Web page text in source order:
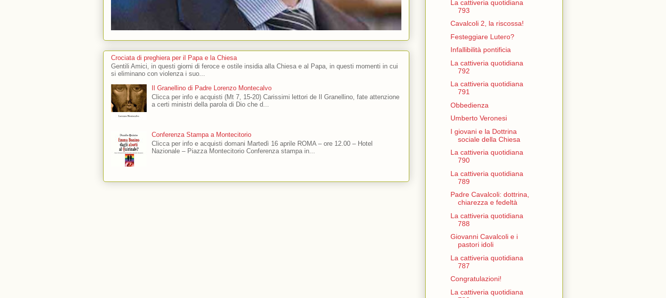
Crociata di preghiera per il Papa e la Chiesa
Gentili Amici, in questi giorni di feroce e ostile insidia alla Chiesa e al Papa, in questi momenti in cui
si eliminano con violenza i suo...
Il Granellino di Padre Lorenzo Montecalvo
Clicca per info e acquisti (Mt 7, 15-20) Carissimi lettori de Il Granellino, fate attenzione
a certi ministri della parola di Dio che d...
Conferenza Stampa a Montecitorio
Clicca per info e acquisti domani Martedì 16 aprile ROMA – ore 12.00 – Hotel
Nazionale – Piazza Montecitorio Conferenza stampa in...
La cattiveria quotidiana
793
Cavalcoli 2, la riscossa!
Festeggiare Lutero?
Infallibilità pontificia
La cattiveria quotidiana
792
La cattiveria quotidiana
791
Obbedienza
Umberto Veronesi
I giovani e la Dottrina
sociale della Chiesa
La cattiveria quotidiana
790
La cattiveria quotidiana
789
Padre Cavalcoli: dottrina,
chiarezza e fedeltà
La cattiveria quotidiana
788
Giovanni Cavalcoli e i
pastori idoli
La cattiveria quotidiana
787
Congratulazioni!
La cattiveria quotidiana